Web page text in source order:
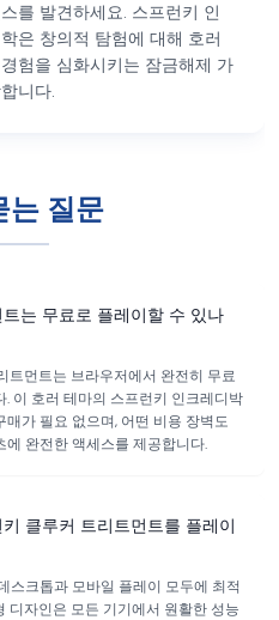
를 발견하세요. 스프런키 인
은 창의적 탐험에 대해 호러
험을 심화시키는 잠금해제 가
니다.
는 질문
는 무료로 플레이할 수 있나
트먼트는 브라우저에서 완전히 무료
. 이 호러 테마의 스프런키 인크레디박
매가 필요 없으며, 어떤 비용 장벽도
에 완전한 액세스를 제공합니다.
클루커 트리트먼트를 플레이
스크톱과 모바일 플레이 모두에 최적
디자인은 모든 기기에서 원활한 성능